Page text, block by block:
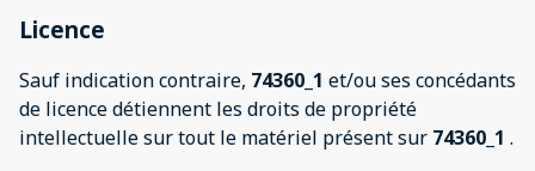
Licence
Sauf indication contraire, 74360_1 et/ou ses concédants
de licence détiennent les droits de propriété
intellectuelle sur tout le matériel présent sur 74360_1 .